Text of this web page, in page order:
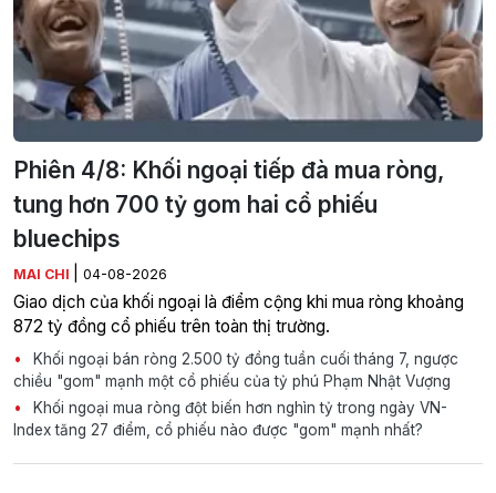
Phiên 4/8: Khối ngoại tiếp đà mua ròng,
tung hơn 700 tỷ gom hai cổ phiếu
bluechips
MAI CHI 04-08-2026
Giao dịch của khối ngoại là điểm cộng khi mua ròng khoảng
872 tỷ đồng cổ phiếu trên toàn thị trường.
Khối ngoại bán ròng 2.500 tỷ đồng tuần cuối tháng 7, ngược
chiều "gom" mạnh một cổ phiếu của tỷ phú Phạm Nhật Vượng
Khối ngoại mua ròng đột biến hơn nghìn tỷ trong ngày VN-
Index tăng 27 điểm, cổ phiếu nào được "gom" mạnh nhất?